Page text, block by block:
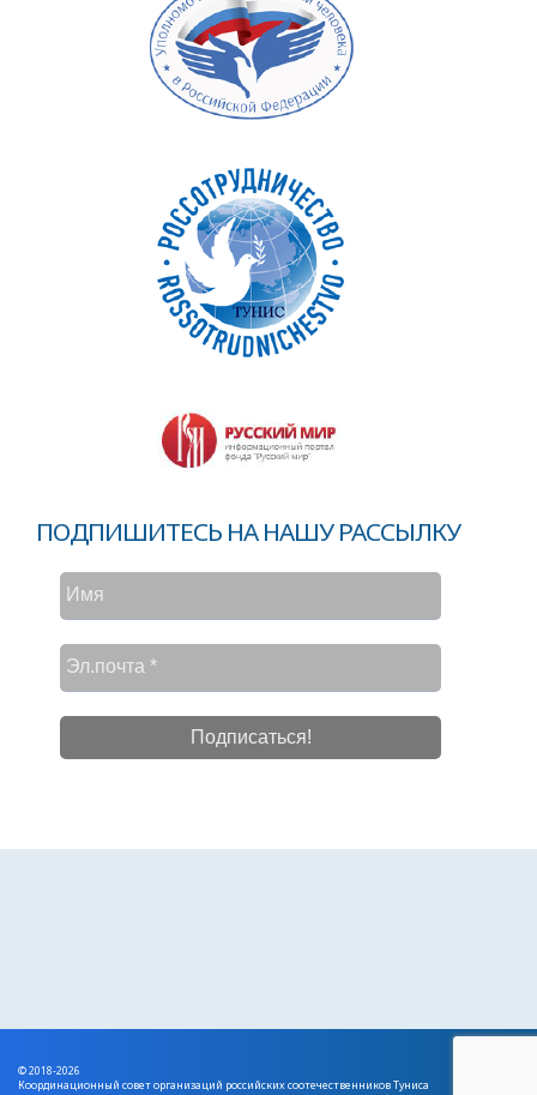
ПОДПИШИТЕСЬ НА НАШУ РАССЫЛКУ
© 2018-2026
Координационный совет организаций российских соотечественников Туниса